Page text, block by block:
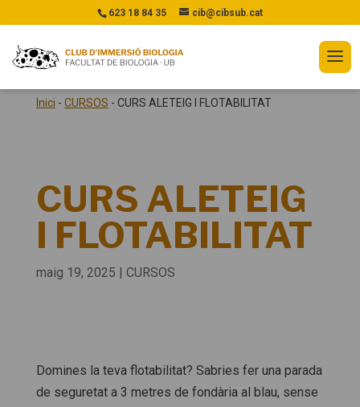
623 18 84 35 cib@cibsub.cat
Inici - CURSOS - CURS ALETEIG I FLOTABILITAT
CURS ALETEIG
I FLOTABILITAT
maig 19, 2025 | CURSOS
Domines la teva flotabilitat? Sabries fer una parada
de seguretat a 3 metres de fondària al blau, sense